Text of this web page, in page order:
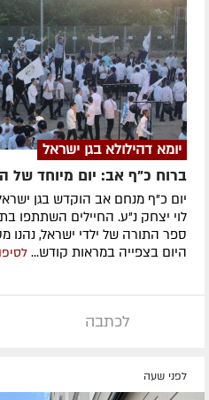
יומא דהילולא בגן ישראל
ברוח כ"ף אב: יום מיוחד של
יום כ"ף מנחם אב הוקדש בגן
לוי יצחק נ"ע. החיילים השתתפו
ספר התורה של ילדי ישראל, נהנו
היום בצפייה במראות קודש...
לכתבה
לפני שעה